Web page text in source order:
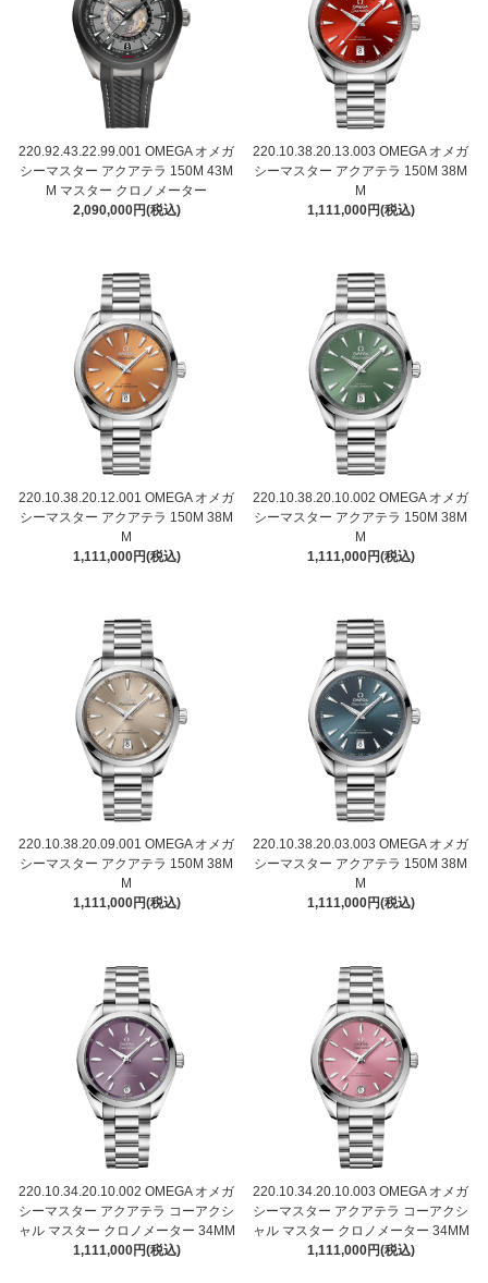
220.92.43.22.99.001 OMEGA オメガ
シーマスター アクアテラ 150M 43M
M マスター クロノメーター
2,090,000円(税込)
220.10.38.20.13.003 OMEGA オメガ
シーマスター アクアテラ 150M 38M
M
1,111,000円(税込)
220.10.38.20.12.001 OMEGA オメガ
シーマスター アクアテラ 150M 38M
M
1,111,000円(税込)
220.10.38.20.10.002 OMEGA オメガ
シーマスター アクアテラ 150M 38M
M
1,111,000円(税込)
220.10.38.20.09.001 OMEGA オメガ
シーマスター アクアテラ 150M 38M
M
1,111,000円(税込)
220.10.38.20.03.003 OMEGA オメガ
シーマスター アクアテラ 150M 38M
M
1,111,000円(税込)
220.10.34.20.10.002 OMEGA オメガ
シーマスター アクアテラ コーアクシ
ャル マスター クロノメーター 34MM
1,111,000円(税込)
220.10.34.20.10.003 OMEGA オメガ
シーマスター アクアテラ コーアクシ
ャル マスター クロノメーター 34MM
1,111,000円(税込)